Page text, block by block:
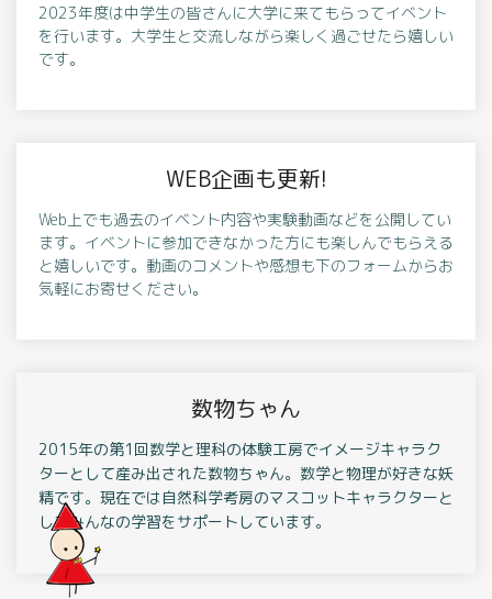
2023年度は中学生の皆さんに大学に来てもらってイベント
を行います。大学生と交流しながら楽しく過ごせたら嬉しい
です。
WEB企画も更新!
Web上でも過去のイベント内容や実験動画などを公開してい
ます。イベントに参加できなかった方にも楽しんでもらえる
と嬉しいです。動画のコメントや感想も下のフォームからお
気軽にお寄せください。
数物ちゃん
2015年の第1回数学と理科の体験工房でイメージキャラク
ターとして産み出された数物ちゃん。数学と物理が好きな妖
精です。現在では自然科学考房のマスコットキャラクターと
してみんなの学習をサポートしています。